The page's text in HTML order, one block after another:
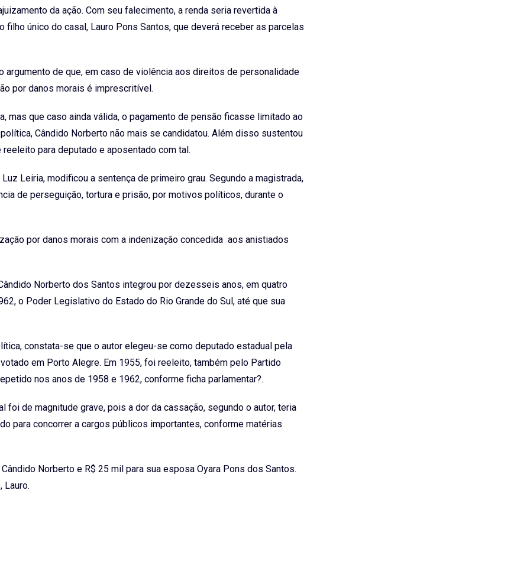
da ação. Com seu falecimento, a renda seria revertida à
único do casal, Lauro Pons Santos, que deverá receber as parcelas
de que, em caso de violência aos direitos de personalidade
por danos morais é imprescritível.
mas que caso ainda válida, o pagamento de pensão ficasse limitado ao
Cândido Norberto não mais se candidatou. Além disso sustentou
para deputado e aposentado com tal.
Leiria, modificou a sentença de primeiro grau. Segundo a magistrada,
de perseguição, tortura e prisão, por motivos políticos, durante o
por danos morais com a indenização concedida aos anistiados
Norberto dos Santos integrou por dezesseis anos, em quatro
o Poder Legislativo do Estado do Rio Grande do Sul, até que sua
constata-se que o autor elegeu-se como deputado estadual pela
em Porto Alegre. Em 1955, foi reeleito, também pelo Partido
nos anos de 1958 e 1962, conforme ficha parlamentar?.
foi de magnitude grave, pois a dor da cassação, segundo o autor, teria
para concorrer a cargos públicos importantes, conforme matérias
Norberto e R$ 25 mil para sua esposa Oyara Pons dos Santos.
Lauro.